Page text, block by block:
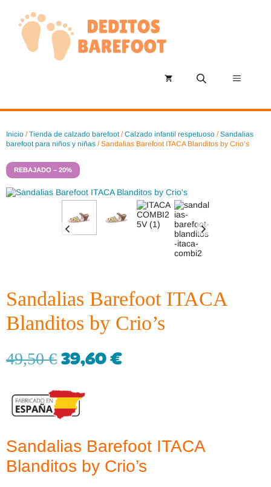
contenido
Menú
Inicio /Tienda de calzado barefoot/Calzado infantil respetuoso /Sandalias
barefoot para niños y niñas / Sandalias Barefoot ITACA Blanditos by Crio’s
REBAJADO – 20%
Sandalias Barefoot ITACA
Blanditos by Crio’s
49,50€ 39,60€
Sandalias Barefoot ITACA
Blanditos by Crio’s